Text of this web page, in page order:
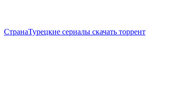
СтранаТурецкие сериалы скачать торрент